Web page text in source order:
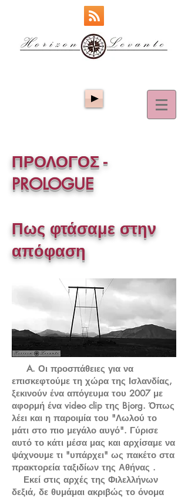
ΠΡΟΛΟΓΟΣ -
PROLOGUE
Πως φτάσαμε στην
απόφαση
A. Οι προσπάθειες για να
επισκεφτούμε τη χώρα της Ισλανδίας,
ξεκινούν ένα απόγευμα του 2007 με
αφορμή ένα video clip της Bjorg. Όπως
λέει και η παροιμία του "Λωλού το
μάτι στο πιο μεγάλο αυγό". Γύρισε
αυτό το κάτι μέσα μας και αρχίσαμε να
ψάχνουμε τι "υπάρχει" ως πακέτο στα
πρακτορεία ταξιδίων της Αθήνας .
Εκεί στις αρχές της Φιλελλήνων
δεξιά, δε θυμάμαι ακριβώς το όνομα